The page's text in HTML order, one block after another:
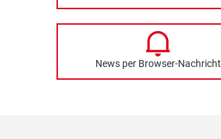
News per Browser-Nachricht